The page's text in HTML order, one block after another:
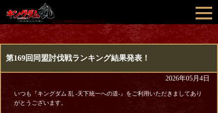
第169回同盟討伐戦ランキング結果発表！
2026年05月4日
いつも『キングダム 乱 -天下統一への道-』をご利用いただきましてあり
がとうございます。